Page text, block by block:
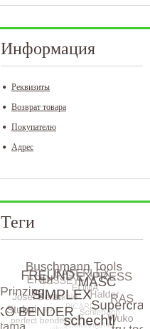
Информация
Реквизиты
Возврат товара
Покупателю
Адрес
Теги